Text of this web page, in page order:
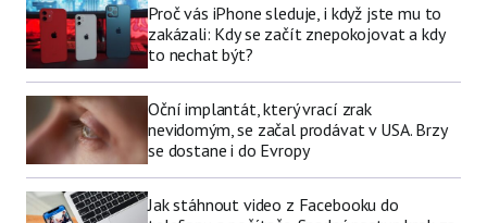
Proč vás iPhone sleduje, i když jste mu to
zakázali: Kdy se začít znepokojovat a kdy
to nechat být?
Oční implantát, který vrací zrak
nevidomým, se začal prodávat v USA. Brzy
se dostane i do Evropy
Jak stáhnout video z Facebooku do